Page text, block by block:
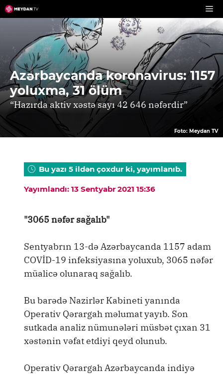
Skip
to
Azərbaycanda koronavirus: 1157
yoluxma, 31 ölüm
“Hazırda aktiv xəstə sayı 42 646 nəfərdir”
Foto: Meydan TV
Bu yazı 5 ildən çoxdur ki, yayımlanıb.
Yayımlandı: 13 Sentyabr 2021 15:36
"3065 nəfər sağalıb"
Sentyabrın 13-də Azərbaycanda 1157 adam
COVİD-19 infeksiyasına yoluxub, 3065 nəfər
müalicə olunaraq sağalıb.
Bu barədə Nazirlər Kabineti yanında
Operativ Qərargah məlumat yayıb. Son
sutkada analiz nümunələri müsbət çıxan 31
xəstənin vəfat etdiyi qeyd olunub.
Operativ Qərargah Azərbaycanda indiyə